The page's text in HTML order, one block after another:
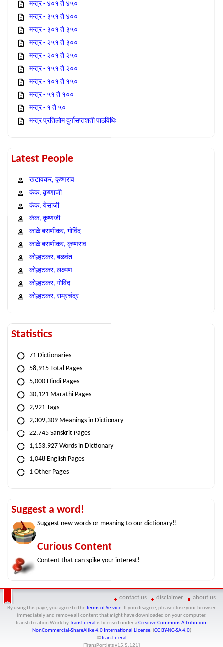
मन्त्र - ४०१ ते ४५०
मन्त्र - ३५१ ते ४००
मन्त्र - ३०१ ते ३५०
मन्त्र - २५१ ते ३००
मन्त्र - २०१ ते २५०
मन्त्र - १५१ ते २००
मन्त्र - १०१ ते १५०
मन्त्र - ५१ ते १००
मन्त्र - १ ते ५०
मन्त्र प्रतिलोम दुर्गासप्तशती पाठविधिः
Latest People
खटावकर, कृष्णराव
कंक, कृष्णाजी
कंक, येसाजी
कंक, कृष्णजी
काळे बसणीकर, गोविंद
काळे बसणीकर, कृष्णराव
कोल्हटकर, बळवंत
कोल्हटकर, लक्ष्मण
कोल्हटकर, गोविंद
कोल्हटकर, राम्रचंद्र
Statistics
71 Dictionaries
58,915 Total Pages
5,000 Hindi Pages
30,121 Marathi Pages
2,921 Tags
2,309,309 Meanings in Dictionary
22,745 Sanskrit Pages
1,153,927 Words in Dictionary
1,048 English Pages
1 Other Pages
Suggest a word!
Suggest new words or meaning to our dictionary!!
Curious Content
Content that can spike your interest!
contact us disclaimer about us
By using this page, you agree to the Terms of Service. If you disagree, please close your browser
immediately and remove all content that might have downloaded on your computer.
TransLiteration Workby TransLiteral is licensed under aCreative Commons Attribution-
NonCommercial-ShareAlike 4.0 International License. (CC BY-NC-SA 4.0)
©TransLiteral
[TransPortlets v15.5.121